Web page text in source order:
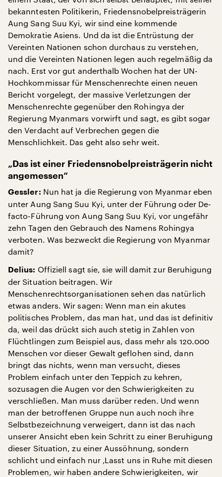
bekanntesten Politikerin, Friedensnobelpreisträgerin
Aung Sang Suu Kyi, wir sind eine kommende
Demokratie Asiens. Und da ist die Entrüstung der
Vereinten Nationen schon durchaus zu verstehen,
und die Vereinten Nationen legen auch regelmäßig da
nach. Erst vor gut anderthalb Wochen hat der UN-
Hochkommissar für Menschenrechte einen neuen
Bericht vorgelegt, der massive Verletzungen der
Menschenrechte gegenüber den Rohingya der
Regierung Myanmars vorwirft und sagt, es gibt sogar
den Verdacht auf Verbrechen gegen die
Menschlichkeit. Das geht also sehr weit.
„Das ist einer Friedensnobelpreisträgerin nicht
angemessen“
Gessler: Nun hat ja die Regierung von Myanmar eben
unter Aung Sang Suu Kyi, unter der Führung oder De-
facto-Führung von Aung Sang Suu Kyi, vor ungefähr
zehn Tagen den Gebrauch des Namens Rohingya
verboten. Was bezweckt die Regierung von Myanmar
damit?
Delius: Offiziell sagt sie, sie will damit zur Beruhigung
der Situation beitragen. Wir
Menschenrechtsorganisationen sehen das natürlich
etwas anders. Wir sagen: Wenn man ein akutes
politisches Problem, das man hat, und das ist definitiv
da, weil das drückt sich auch stetig in Zahlen von
Flüchtlingen zum Beispiel aus, dass mehr als 120.000
Menschen vor dieser Gewalt geflohen sind, dann
bringt das nichts, wenn man versucht, dieses
Problem einfach unter den Teppich zu kehren,
sozusagen die Augen vor den Schwierigkeiten zu
verschließen. Man muss darüber reden. Und wenn
man der betroffenen Gruppe nun auch noch ihre
Selbstbezeichnung verweigert, dann ist das nach
unserer Ansicht eben kein Schritt zu einer Beruhigung
dieser Situation, zu einer Aussöhnung, sondern
schlicht und einfach nur ‚Lasst uns in Ruhe mit diesen
Problemen, wir haben andere Schwierigkeiten, wir